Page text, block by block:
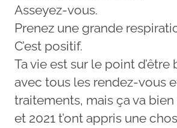
Asseyez-vous.
Prenez une grande
C’est positif.
Ta vie est sur le point
avec tous les rendez-vous
traitements, mais ça va bien
et 2021 t’ont appris une